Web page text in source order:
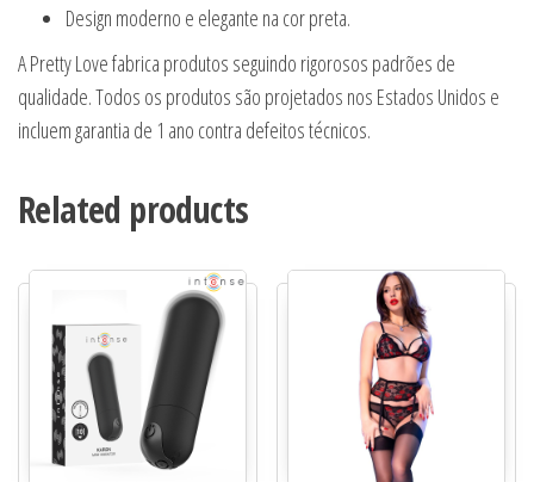
Design moderno e elegante na cor preta.
A Pretty Love fabrica produtos seguindo rigorosos padrões de
qualidade. Todos os produtos são projetados nos Estados Unidos e
incluem garantia de 1 ano contra defeitos técnicos.
Related products